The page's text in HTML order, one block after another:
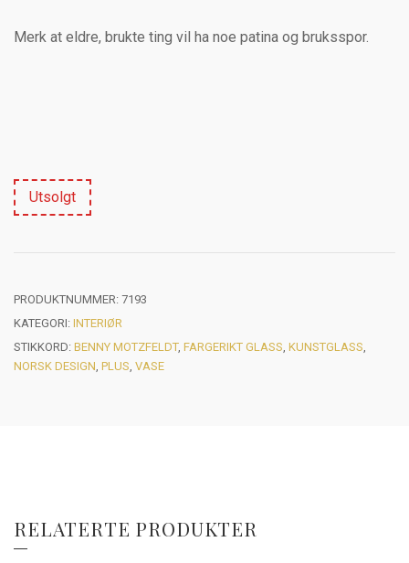
Merk at eldre, brukte ting vil ha noe patina og bruksspor.
Utsolgt
PRODUKTNUMMER: 7193
KATEGORI: INTERIØR
STIKKORD: BENNY MOTZFELDT, FARGERIKT GLASS KUNSTGLASS
NORSK DESIGN PLUS VASE
RELATERTE PRODUKTER